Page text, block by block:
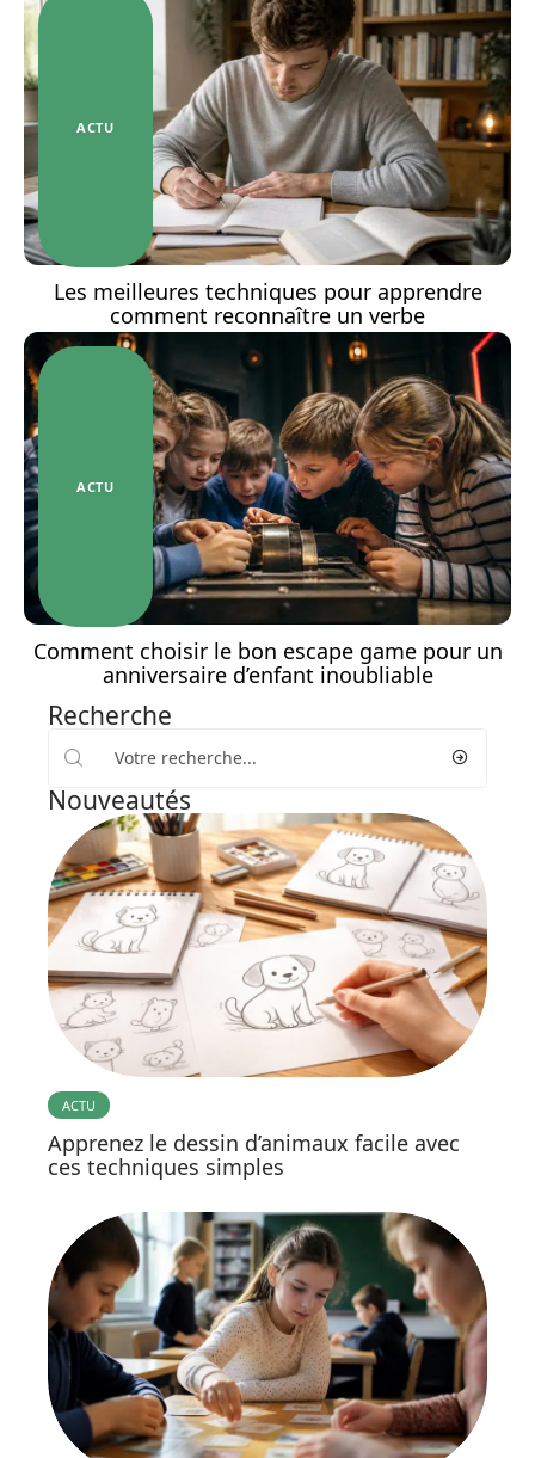
ACTU
Les meilleures techniques pour apprendre
comment reconnaître un verbe
ACTU
Comment choisir le bon escape game pour un
anniversaire d’enfant inoubliable
Recherche
Nouveautés
ACTU
Apprenez le dessin d’animaux facile avec
ces techniques simples